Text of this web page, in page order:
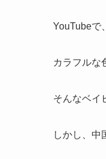
YouTubeで
カラフルな
そんなベイ
しかし、中